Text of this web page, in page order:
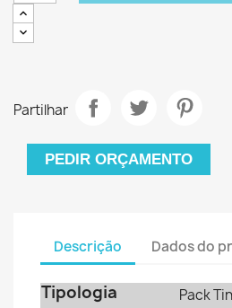
Partilhar
PEDIR ORÇAMENTO
Descrição Dados do
Tipologia Pack